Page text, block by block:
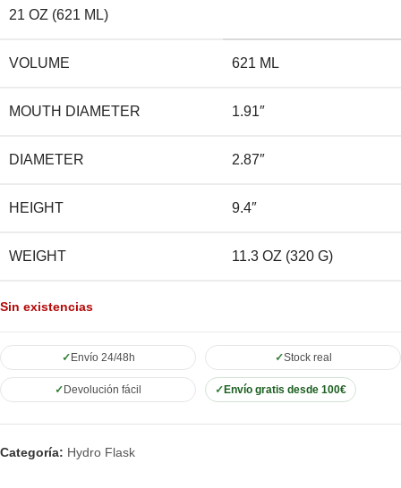
21 OZ (621 ML)
VOLUME 621 ML
MOUTH DIAMETER 1.91″
DIAMETER 2.87″
HEIGHT 9.4″
WEIGHT 11.3 OZ (320 G)
Sin existencias
Envío 24/48h Stock real
Devolución fácil Envío gratis desde 100€
Categoría: Hydro Flask